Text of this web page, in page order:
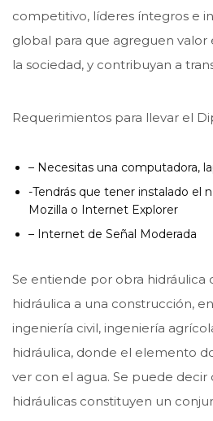
competitivo, líderes íntegros e
global para que agreguen valor
la sociedad, y contribuyan a
Requerimientos para llevar el
– Necesitas una computadora,
-Tendrás que tener instalado el
Mozilla o Internet Explorer
– Internet de Señal Moderada
Se entiende por obra hidráulica
hidráulica a una construcción,
ingeniería civil, ingeniería
hidráulica, donde el elemento
ver con el agua. Se puede decir
hidráulicas constituyen un